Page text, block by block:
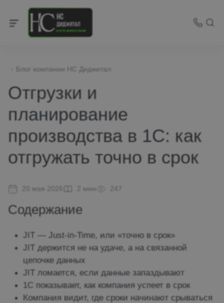
Блог компании НС Диджитал
Отгрузки и
планирование
производства в 1С: как
отгружать точно в срок
20 мая 2026 2 мин
Содержание
JIT — Just-in-Time, или «точно в срок»
JIT держится не на удаче, а на связанной
цепочке данных
JIT ломается, если данные запаздывают
1С показывает, как компания успеет в срок
Компания видит, где сроки начинают срываться